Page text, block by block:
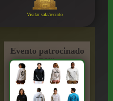
Visitar sala/recinto
Evento patrocinado
por: